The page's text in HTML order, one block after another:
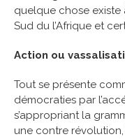
quelque chose existe
Sud du l’Afrique et
Action ou
Tout se présente
démocraties par
s’appropriant la
une contre